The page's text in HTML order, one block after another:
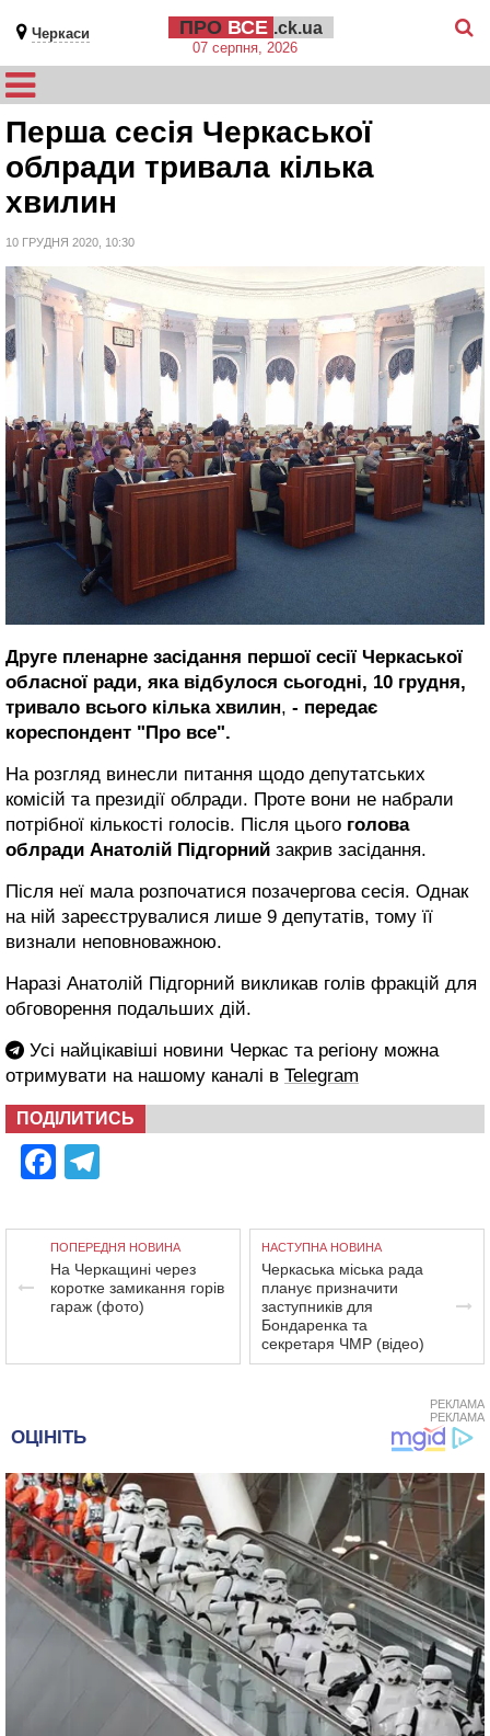
Черкаси ПРО ВСЕ .ck.ua
07 серпня, 2026
Перша сесія Черкаської
облради тривала кілька
хвилин
10 ГРУДНЯ 2020, 10:30
Друге пленарне засідання першої сесії Черкаської
обласної ради, яка відбулося сьогодні, 10 грудня,
тривало всього кілька хвилин, - передає
кореспондент "Про все".
На розгляд винесли питання щодо депутатських
комісій та президії облради. Проте вони не набрали
потрібної кількості голосів. Після цього голова
облради Анатолій Підгорний закрив засідання.
Після неї мала розпочатися позачергова сесія. Однак
на ній зареєструвалися лише 9 депутатів, тому її
визнали неповноважною.
Наразі Анатолій Підгорний викликав голів фракцій для
обговорення подальших дій.
Усі найцікавіші новини Черкас та регіону можна
отримувати на нашому каналі в Telegram
ПОДІЛИТИСЬ
Facebook
ПОПЕРЕДНЯ НОВИНА
На Черкащині через
коротке замикання горів
гараж (фото)
НАСТУПНА НОВИНА
Черкаська міська рада
планує призначити
заступників для
Бондаренка та
секретаря ЧМР (відео)
РЕКЛАМА
РЕКЛАМА